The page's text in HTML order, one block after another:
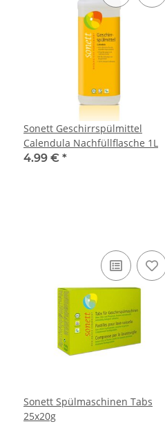
Sonett Geschirrspülmittel
Calendula Nachfüllflasche 1L
4.99 € *
Sonett Spülmaschinen Tabs
25x20g